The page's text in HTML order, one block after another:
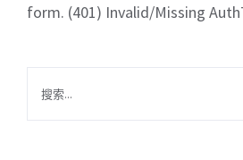
form. (401) Invalid/Missing